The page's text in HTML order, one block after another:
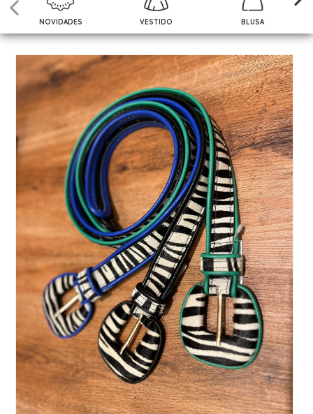
NOVIDADES VESTIDO BLUSA